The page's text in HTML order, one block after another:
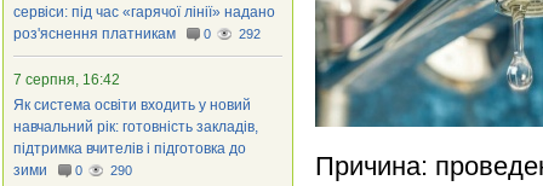
Причина:
сервіси: під час «гарячої лінії» надано
роз'яснення платникам
0 292
7 серпня, 16:42
Як система освіти входить у новий
навчальний рік: готовність закладів,
підтримка вчителів і підготовка до
зими
0 290